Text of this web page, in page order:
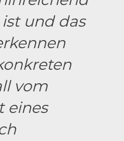
und das
vom
eines